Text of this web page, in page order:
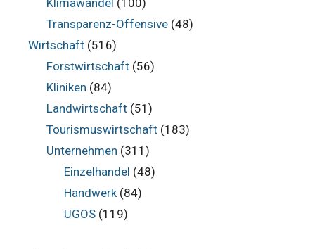
Klimawandel (100)
Transparenz-Offensive(48)
Wirtschaft (516)
Forstwirtschaft(56)
Kliniken (84)
Landwirtschaft(51)
Tourismuswirtschaft(183)
Unternehmen (311)
Einzelhandel (48)
Handwerk(84)
UGOS (119)